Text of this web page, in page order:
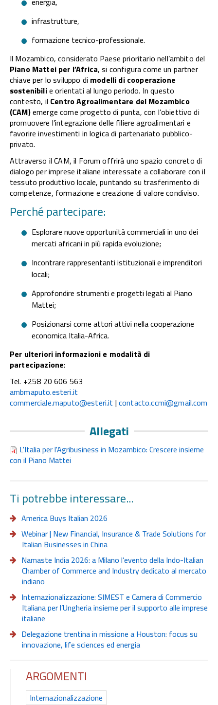
infrastrutture,
formazione tecnico-professionale.
Il Mozambico, considerato Paese prioritario nell’ambito del
Piano Mattei per l’Africa, si configura come un partner
chiave per lo sviluppo di modelli di cooperazione
sostenibilie orientati al lungo periodo. In questo
contesto, il Centro Agroalimentare del Mozambico
(CAM)emerge come progetto di punta, con l’obiettivo di
promuovere l’integrazione delle filiere agroalimentari e
favorire investimenti in logica di partenariato pubblico-
privato.
Attraverso il CAM, il Forum offrirà uno spazio concreto di
dialogo per imprese italiane interessate a collaborare con il
tessuto produttivo locale, puntando su trasferimento di
competenze, formazione e creazione di valore condiviso.
Perché partecipare:
Esplorare nuove opportunità commerciali in uno dei
mercati africani in più rapida evoluzione;
Incontrare rappresentanti istituzionali e imprenditori
locali;
Approfondire strumenti e progetti legati al Piano
Mattei;
Posizionarsi come attori attivi nella cooperazione
economica Italia-Africa.
Per ulteriori informazioni e modalità di
partecipazione:
Tel. +258 20 606 563
ambmaputo.esteri.it
commerciale.maputo@esteri.it | contacto.ccmi@gmail.com
Allegati
L'Italia per l'Agribusiness in Mozambico: Crescere insieme
con il Piano Mattei
Ti potrebbe interessare...
America Buys Italian 2026
Webinar | New Financial, Insurance & Trade Solutions for
Italian Businesses in China
Namaste India 2026: a Milano l’evento della Indo-Italian
Chamber of Commerce and Industry dedicato al mercato
indiano
Internazionalizzazione: SIMEST e Camera di Commercio
Italiana per l’Ungheria insieme per il supporto alle imprese
italiane
Delegazione trentina in missione a Houston: focus su
innovazione, life sciences ed energia
ARGOMENTI
Internazionalizzazione